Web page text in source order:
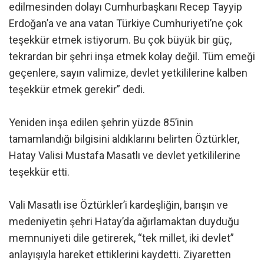
edilmesinden dolayı Cumhurbaşkanı Recep Tayyip
Erdoğan’a ve ana vatan Türkiye Cumhuriyeti’ne çok
teşekkür etmek istiyorum. Bu çok büyük bir güç,
tekrardan bir şehri inşa etmek kolay değil. Tüm emeği
geçenlere, sayın valimize, devlet yetkililerine kalben
teşekkür etmek gerekir” dedi.
Yeniden inşa edilen şehrin yüzde 85’inin
tamamlandığı bilgisini aldıklarını belirten Öztürkler,
Hatay Valisi Mustafa Masatlı ve devlet yetkililerine
teşekkür etti.
Vali Masatlı ise Öztürkler’i kardeşliğin, barışın ve
medeniyetin şehri Hatay’da ağırlamaktan duyduğu
memnuniyeti dile getirerek, “tek millet, iki devlet”
anlayışıyla hareket ettiklerini kaydetti. Ziyaretten